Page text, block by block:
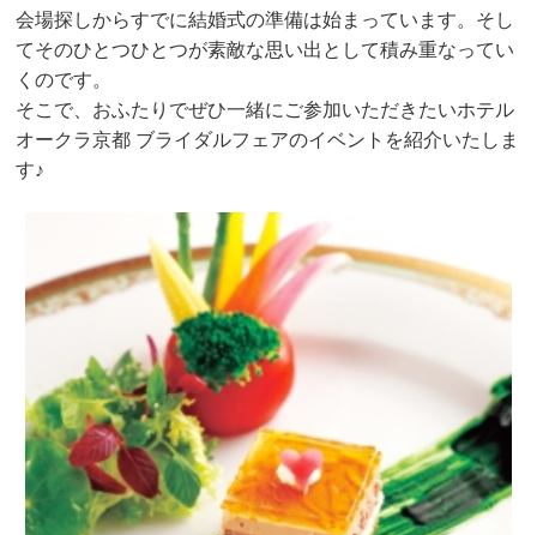
会場探しからすでに結婚式の準備は始まっています。そし
てそのひとつひとつが素敵な思い出として積み重なってい
くのです。
そこで、おふたりでぜひ一緒にご参加いただきたいホテル
オークラ京都 ブライダルフェアのイベントを紹介いたしま
す♪